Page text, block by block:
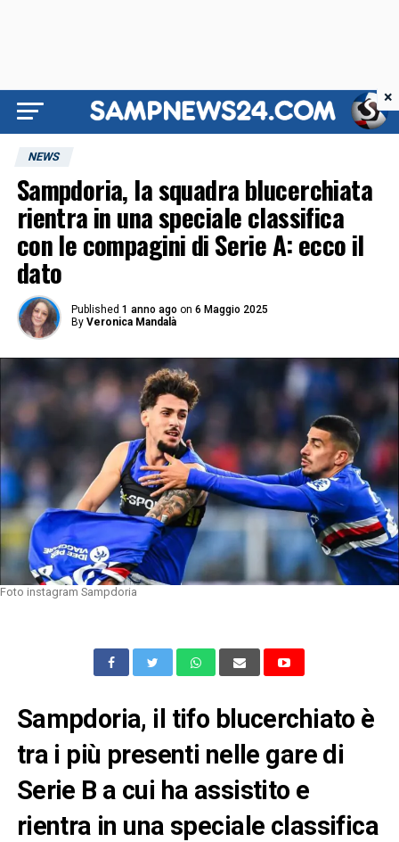
NEWS
Sampdoria, la squadra blucerchiata
rientra in una speciale classifica
con le compagini di Serie A: ecco il
dato
Published 1 anno ago on 6 Maggio 2025
By Veronica Mandalà
Foto instagram Sampdoria
Sampdoria, il tifo blucerchiato è
tra i più presenti nelle gare di
Serie B a cui ha assistito e
rientra in una speciale classifica
×